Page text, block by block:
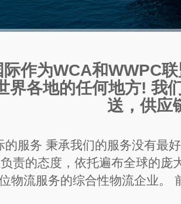
作为WCA和WWPC
界各地的任何地方! 我
送，供应
的服务 秉承我们的服务没有最
责的态度，依托遍布全球的庞
物流服务的综合性物流企业。